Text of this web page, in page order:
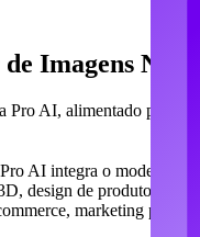
Imagens
Pro AI, alimentado por
AI integra o modelo
design de produtos ou
marketing para